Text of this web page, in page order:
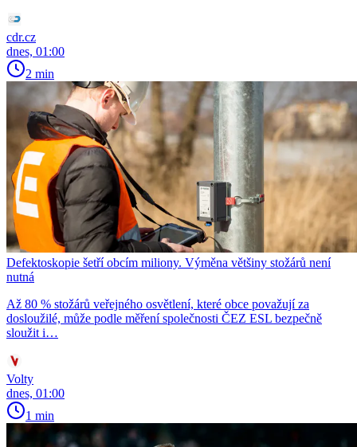
cdr.cz
dnes, 01:00
2 min
Defektoskopie šetří obcím miliony. Výměna většiny stožárů není
nutná
Až 80 % stožárů veřejného osvětlení, které obce považují za
dosloužilé, může podle měření společnosti ČEZ ESL bezpečně
sloužit i…
Volty
dnes, 01:00
1 min